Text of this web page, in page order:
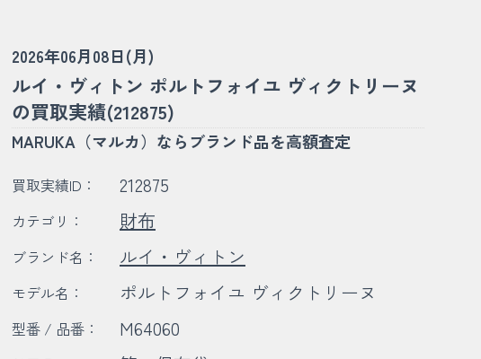
2026年06月08日(月)
ルイ・ヴィトン ポルトフォイユ ヴィクトリーヌ
の買取実績(212875)
MARUKA（マルカ）ならブランド品を高額査定
買取実績ID： 212875
カテゴリ： 財布
ブランド名： ルイ・ヴィトン
モデル名： ポルトフォイユ ヴィクトリーヌ
型番 / 品番： M64060